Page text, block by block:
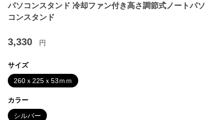
パソコンスタンド 冷却ファン付き高さ調節式ノートパソ
コンスタンド
3,330 円
サイズ
260ｘ225ｘ53ｍｍ
カラー
シルバー